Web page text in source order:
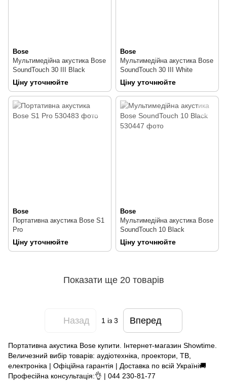
Bose
Мультимедійна акустика Bose
SoundTouch 30 III Black
Ціну уточнюйте
Bose
Мультимедійна акустика Bose
SoundTouch 30 III White
Ціну уточнюйте
Bose
Портативна акустика Bose S1
Pro
Ціну уточнюйте
Bose
Мультимедійна акустика Bose
SoundTouch 10 Black
Ціну уточнюйте
Показати ще 20 товарів
Назад 1 із 3 Вперед
Портативна акустика Bose купити. Інтернет-магазин Showtime.
Величезний вибір товарів: аудіотехніка, проектори, ТВ,
електроніка | Офіційна гарантія | Доставка по всій Україні🚚
Професійна консультація:👌 | 044 230-81-77